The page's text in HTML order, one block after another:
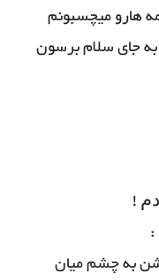
هارو میچسبونم
به جای سلام برسون
!
به چشم میان